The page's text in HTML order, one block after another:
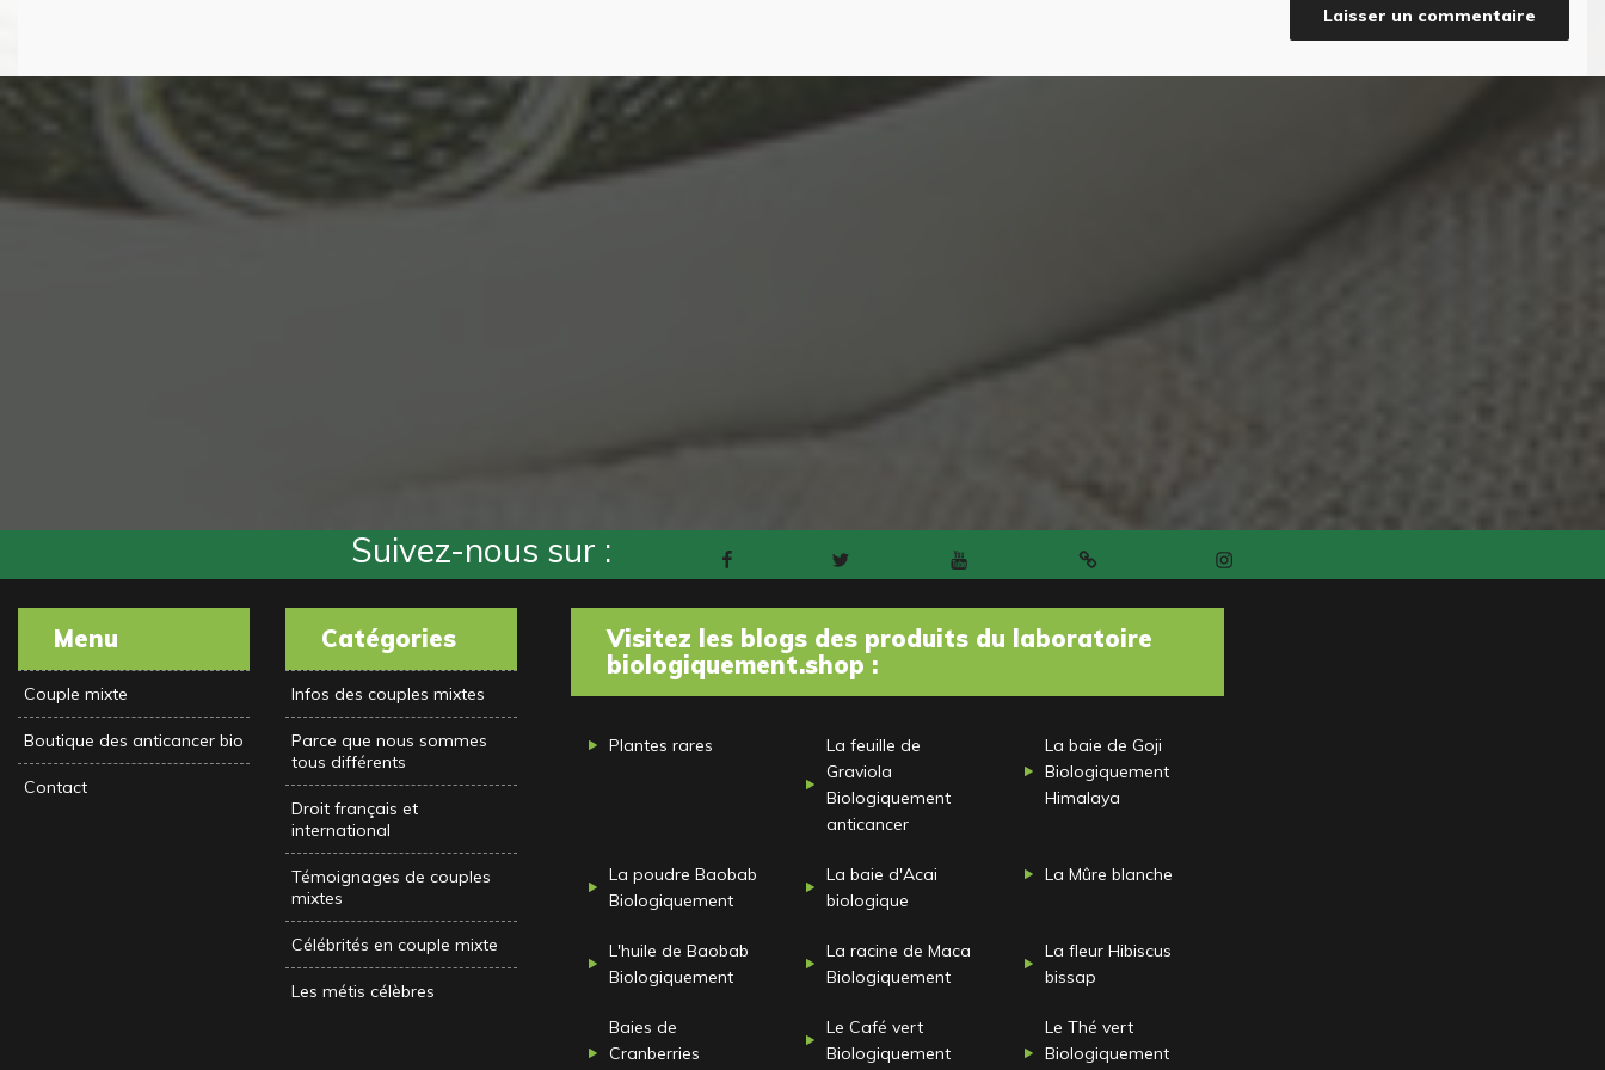
Suivez-nous sur :
Menu
Couple mixte
Boutique des anticancer bio
Contact
Catégories
Infos des couples mixtes
Parce que nous sommes
tous différents
Droit français et
international
Témoignages de couples
mixtes
Célébrités en couple mixte
Les métis célèbres
Visitez les blogs des produits du laboratoire
biologiquement.shop :
Plantes rares
La feuille de
Graviola
Biologiquement
anticancer
La baie de Goji
Biologiquement
Himalaya
La poudre Baobab
Biologiquement
La baie d'Acai
biologique
La Mûre blanche
L'huile de Baobab
Biologiquement
La racine de Maca
Biologiquement
La fleur Hibiscus
bissap
Baies de
Cranberries
Le Café vert
Biologiquement
Le Thé vert
Biologiquement